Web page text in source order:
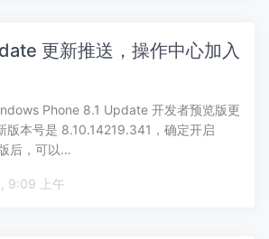
更新推送，操作中心加入
Phone 8.1 Update 开发者预览版更
版本号是 8.10.14219.341，确定开启
后，可以…
2014 年 12 月 6 日, 9:09 上午